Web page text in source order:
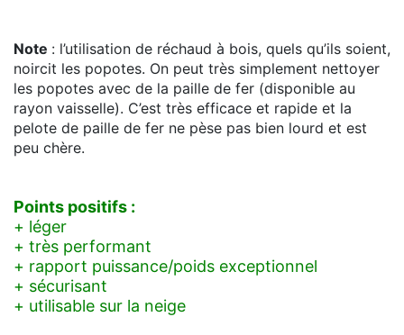
Note : l’utilisation de réchaud à bois, quels qu’ils soient,
noircit les popotes. On peut très simplement nettoyer
les popotes avec de la paille de fer (disponible au
rayon vaisselle). C’est très efficace et rapide et la
pelote de paille de fer ne pèse pas bien lourd et est
peu chère.
Points positifs :
+ léger
+ très performant
+ rapport puissance/poids exceptionnel
+ sécurisant
+ utilisable sur la neige